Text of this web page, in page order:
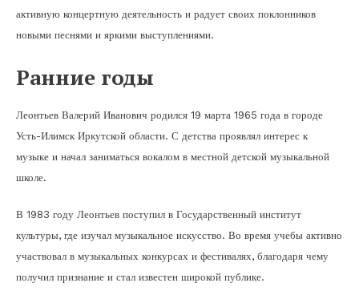
активную концертную деятельность и радует своих поклонников
новыми песнями и яркими выступлениями.
Ранние годы
Леонтьев Валерий Иванович родился 19 марта 1965 года в городе
Усть-Илимск Иркутской области. С детства проявлял интерес к
музыке и начал заниматься вокалом в местной детской музыкальной
школе.
В 1983 году Леонтьев поступил в Государственный институт
культуры, где изучал музыкальное искусство. Во время учебы активно
участвовал в музыкальных конкурсах и фестивалях, благодаря чему
получил признание и стал известен широкой публике.